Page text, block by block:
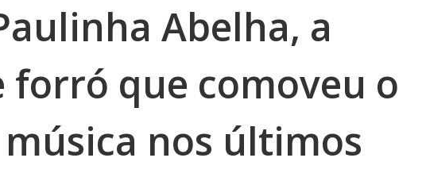
Abelha, a
forró que comoveu o
nos últimos